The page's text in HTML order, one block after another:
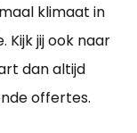
klimaat in
Kijk jij ook naar
dan altijd
offertes.